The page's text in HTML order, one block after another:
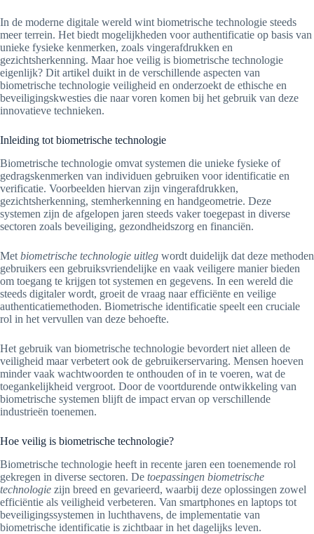
In de moderne digitale wereld wint biometrische technologie steeds
meer terrein. Het biedt mogelijkheden voor authentificatie op basis van
unieke fysieke kenmerken, zoals vingerafdrukken en
gezichtsherkenning. Maar hoe veilig is biometrische technologie
eigenlijk? Dit artikel duikt in de verschillende aspecten van
biometrische technologie veiligheid en onderzoekt de ethische en
beveiligingskwesties die naar voren komen bij het gebruik van deze
innovatieve technieken.
Inleiding tot biometrische technologie
Biometrische technologie omvat systemen die unieke fysieke of
gedragskenmerken van individuen gebruiken voor identificatie en
verificatie. Voorbeelden hiervan zijn vingerafdrukken,
gezichtsherkenning, stemherkenning en handgeometrie. Deze
systemen zijn de afgelopen jaren steeds vaker toegepast in diverse
sectoren zoals beveiliging, gezondheidszorg en financiën.
Met biometrische technologie uitleg wordt duidelijk dat deze methoden
gebruikers een gebruiksvriendelijke en vaak veiligere manier bieden
om toegang te krijgen tot systemen en gegevens. In een wereld die
steeds digitaler wordt, groeit de vraag naar efficiënte en veilige
authenticatiemethoden. Biometrische identificatie speelt een cruciale
rol in het vervullen van deze behoefte.
Het gebruik van biometrische technologie bevordert niet alleen de
veiligheid maar verbetert ook de gebruikerservaring. Mensen hoeven
minder vaak wachtwoorden te onthouden of in te voeren, wat de
toegankelijkheid vergroot. Door de voortdurende ontwikkeling van
biometrische systemen blijft de impact ervan op verschillende
industrieën toenemen.
Hoe veilig is biometrische technologie?
Biometrische technologie heeft in recente jaren een toenemende rol
gekregen in diverse sectoren. De toepassingen biometrische
technologie zijn breed en gevarieerd, waarbij deze oplossingen zowel
efficiëntie als veiligheid verbeteren. Van smartphones en laptops tot
beveiligingssystemen in luchthavens, de implementatie van
biometrische identificatie is zichtbaar in het dagelijks leven.